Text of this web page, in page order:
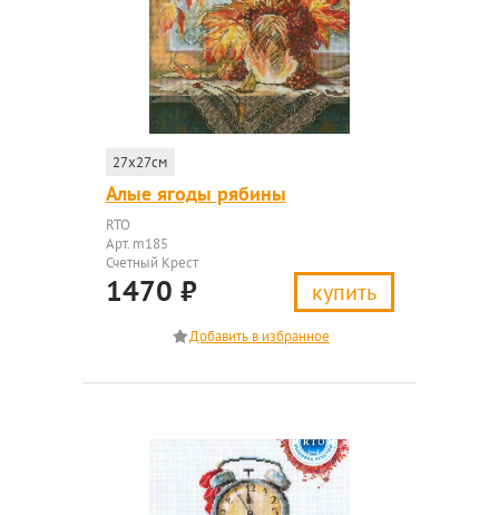
27x27см
Алые ягоды рябины
RTO
Арт. m185
Счетный Крест
1470 ₽ купить